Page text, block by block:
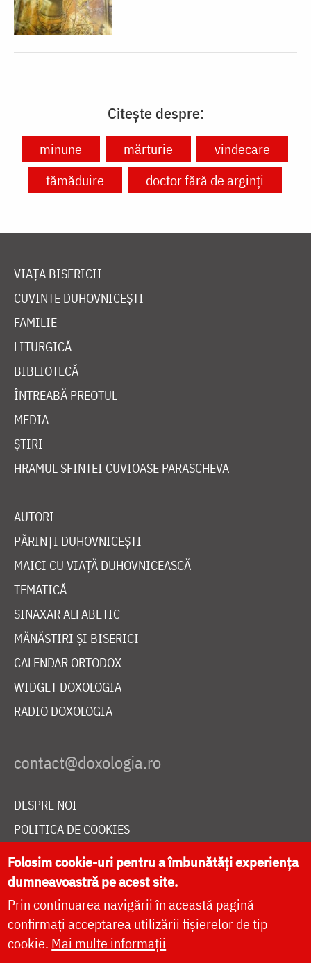
Citește despre:
minune mărturie
vindecare
tămăduire
doctor fără de arginți
VIAȚA BISERICII
CUVINTE DUHOVNICEȘTI
FAMILIE
LITURGICĂ
BIBLIOTECĂ
ÎNTREABĂ PREOTUL
MEDIA
ȘTIRI
HRAMUL SFINTEI CUVIOASE PARASCHEVA
AUTORI
PĂRINȚI DUHOVNICEȘTI
MAICI CU VIAȚĂ DUHOVNICEASCĂ
TEMATICĂ
SINAXAR ALFABETIC
MĂNĂSTIRI ȘI BISERICI
CALENDAR ORTODOX
WIDGET DOXOLOGIA
RADIO DOXOLOGIA
DESPRE NOI
POLITICA DE COOKIES
DONEAZĂ ONLINE PENTRU CATEDRALA NAȚIONALĂ
LIVE
Folosim cookie-uri pentru a îmbunătăți experiența
dumneavoastră pe acest site.
Prin continuarea navigării în această pagină
confirmați acceptarea utilizării fișierelor de tip
cookie. Mai multe informații